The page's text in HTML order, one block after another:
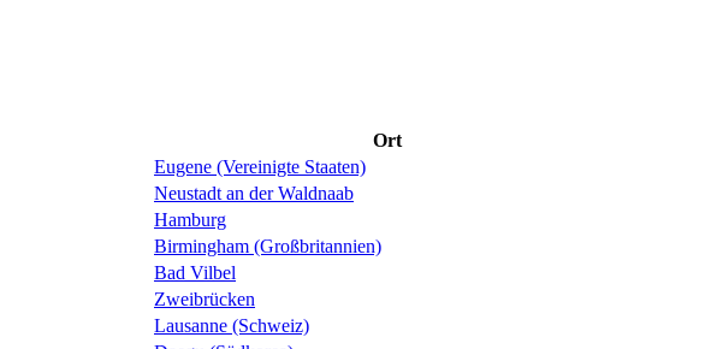
Ort
Eugene (Vereinigte Staaten)
Neustadt an der Waldnaab
Hamburg
Birmingham (Großbritannien)
Bad Vilbel
Zweibrücken
Lausanne (Schweiz)